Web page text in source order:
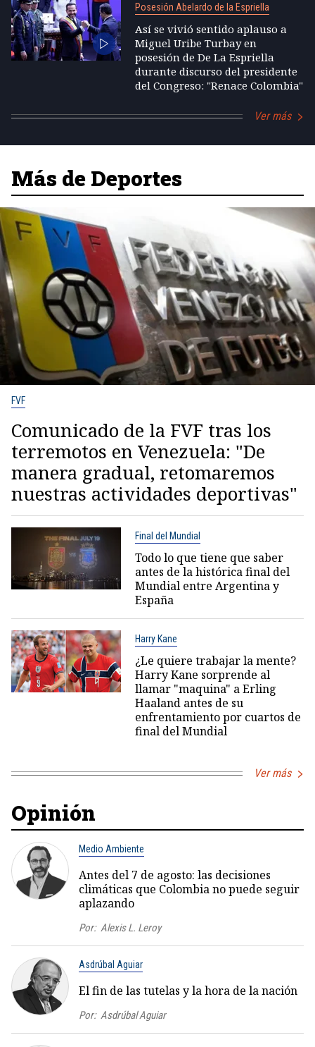
Posesión Abelardo de la Espriella
Así se vivió sentido aplauso a
Miguel Uribe Turbay en
posesión de De La Espriella
durante discurso del presidente
del Congreso: "Renace Colombia"
Ver más
Más de Deportes
FVF
Comunicado de la FVF tras los
terremotos en Venezuela: "De
manera gradual, retomaremos
nuestras actividades deportivas"
Final del Mundial
Todo lo que tiene que saber
antes de la histórica final del
Mundial entre Argentina y
España
Harry Kane
¿Le quiere trabajar la mente?
Harry Kane sorprende al
llamar "maquina" a Erling
Haaland antes de su
enfrentamiento por cuartos de
final del Mundial
Ver más
Opinión
Medio Ambiente
Antes del 7 de agosto: las decisiones
climáticas que Colombia no puede seguir
aplazando
Por: Alexis L. Leroy
Asdrúbal Aguiar
El fin de las tutelas y la hora de la nación
Por: Asdrúbal Aguiar